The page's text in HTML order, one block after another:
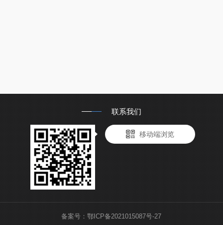
联系我们
移动端浏览
备案号：鄂ICP备2021015087号-27